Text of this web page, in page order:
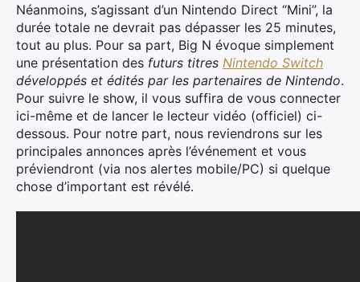
Néanmoins, s’agissant d’un Nintendo Direct “Mini”, la
durée totale ne devrait pas dépasser les 25 minutes,
tout au plus. Pour sa part, Big N évoque simplement
une présentation des futurs titres Nintendo Switch
développés et édités par les partenaires de Nintendo.
Pour suivre le show, il vous suffira de vous connecter
ici-même et de lancer le lecteur vidéo (officiel) ci-
dessous. Pour notre part, nous reviendrons sur les
principales annonces après l’événement et vous
préviendront (via nos alertes mobile/PC) si quelque
chose d’important est révélé.